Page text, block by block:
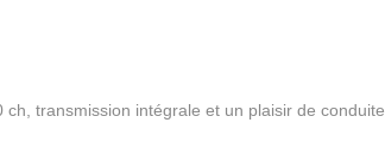
transmission intégrale et un plaisir de conduite